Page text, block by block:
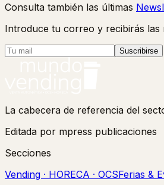
Consulta también las últimas
Introduce tu correo y recibirás las
Suscribirse
La cabecera de referencia del
Editada por mpress publicaciones
Secciones
Vending · HORECA · OCSFerias &